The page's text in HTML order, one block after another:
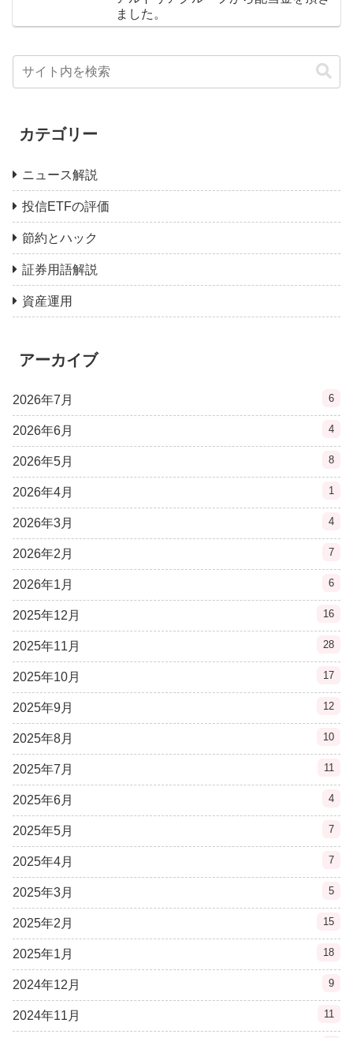
ました。
カテゴリー
ニュース解説
投信ETFの評価
節約とハック
証券用語解説
資産運用
アーカイブ
2026年7月 6
2026年6月 4
2026年5月 8
2026年4月 1
2026年3月 4
2026年2月 7
2026年1月 6
2025年12月 16
2025年11月 28
2025年10月 17
2025年9月 12
2025年8月 10
2025年7月 11
2025年6月 4
2025年5月 7
2025年4月 7
2025年3月 5
2025年2月 15
2025年1月 18
2024年12月 9
2024年11月 11